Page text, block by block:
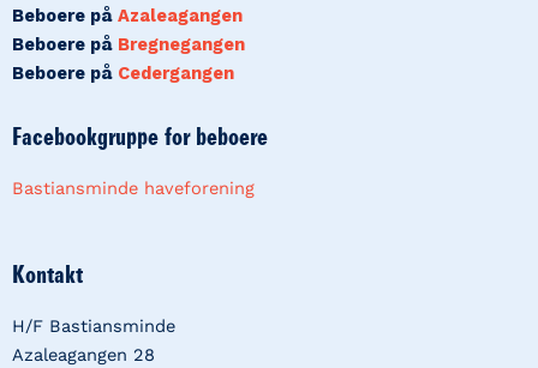
Beboere på Azaleagangen
Beboere på Bregnegangen
Beboere på Cedergangen
Facebookgruppe for beboere
Bastiansminde haveforening
Kontakt
H/F Bastiansminde
Azaleagangen 28